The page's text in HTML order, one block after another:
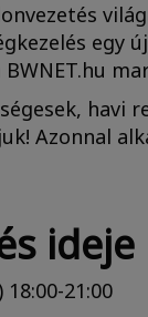
egy
havi
Azonnal
ideje​
21:00